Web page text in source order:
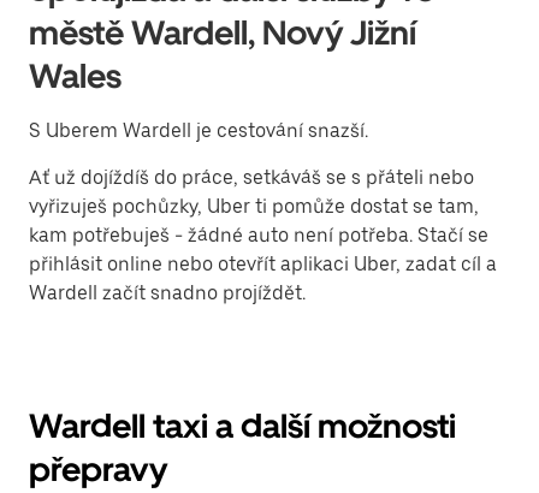
městě Wardell, Nový Jižní
Wales
S Uberem Wardell je cestování snazší.
Ať už dojíždíš do práce, setkáváš se s přáteli nebo
vyřizuješ pochůzky, Uber ti pomůže dostat se tam,
kam potřebuješ - žádné auto není potřeba. Stačí se
přihlásit online nebo otevřít aplikaci Uber, zadat cíl a
Wardell začít snadno projíždět.
Wardell taxi a další možnosti
přepravy